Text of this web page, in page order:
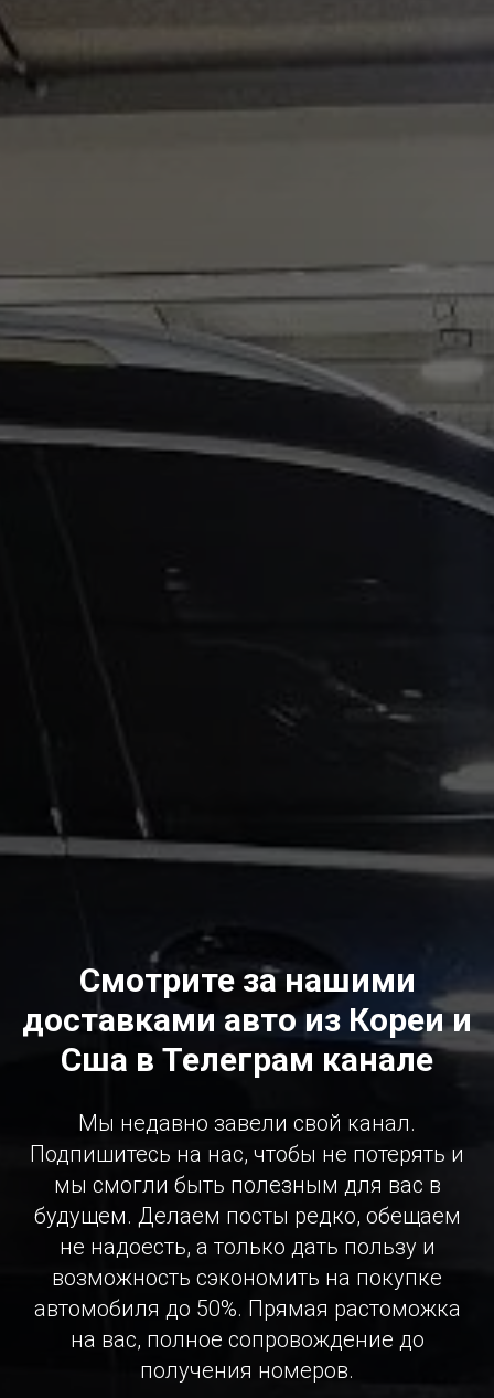
Смотрите за нашими
доставками авто из Кореи и
Сша в Телеграм канале
Мы недавно завели свой канал.
Подпишитесь на нас, чтобы не потерять и
мы смогли быть полезным для вас в
будущем. Делаем посты редко, обещаем
не надоесть, а только дать пользу и
возможность сэкономить на покупке
автомобиля до 50%. Прямая растоможка
на вас, полное сопровождение до
получения номеров.